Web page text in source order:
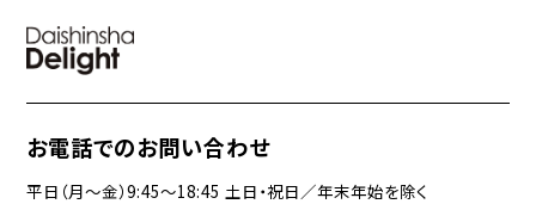
お電話でのお問い合わせ
平日（月〜金）9:45〜18:45 土日・祝日／年末年始を除く